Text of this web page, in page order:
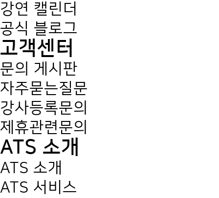
강연 캘린더
공식 블로그
고객센터
문의 게시판
자주묻는질문
강사등록문의
제휴관련문의
ATS 소개
ATS 소개
ATS 서비스